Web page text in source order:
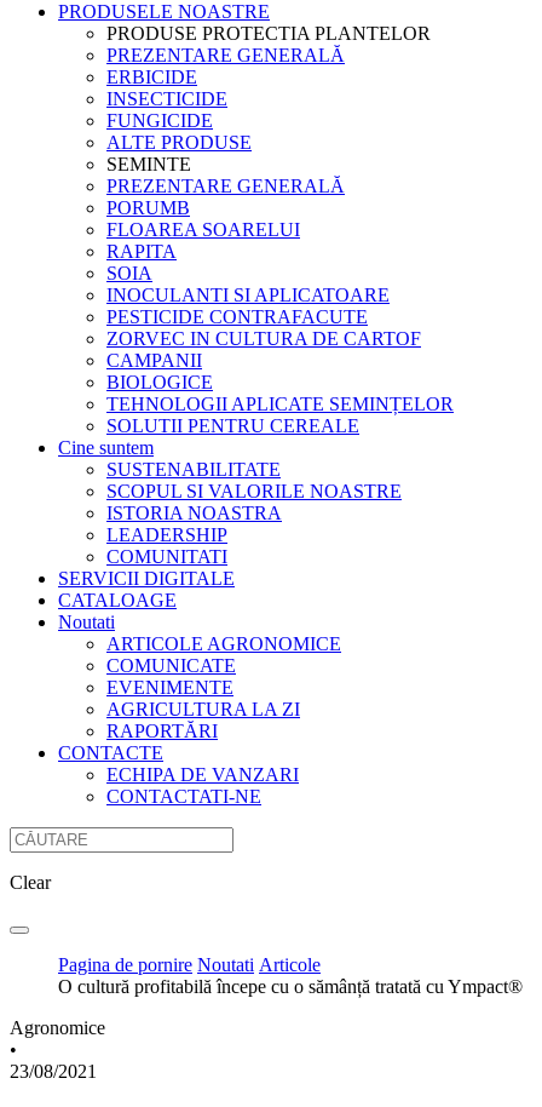
PRODUSELE NOASTRE
PRODUSE PROTECTIA PLANTELOR
PREZENTARE GENERALĂ
ERBICIDE
INSECTICIDE
FUNGICIDE
ALTE PRODUSE
SEMINTE
PREZENTARE GENERALĂ
PORUMB
FLOAREA SOARELUI
RAPITA
SOIA
INOCULANTI SI APLICATOARE
PESTICIDE CONTRAFACUTE
ZORVEC IN CULTURA DE CARTOF
CAMPANII
BIOLOGICE
TEHNOLOGII APLICATE SEMINȚELOR
SOLUTII PENTRU CEREALE
Cine suntem
SUSTENABILITATE
SCOPUL SI VALORILE NOASTRE
ISTORIA NOASTRA
LEADERSHIP
COMUNITATI
SERVICII DIGITALE
CATALOAGE
Noutati
ARTICOLE AGRONOMICE
COMUNICATE
EVENIMENTE
AGRICULTURA LA ZI
RAPORTĂRI
CONTACTE
ECHIPA DE VANZARI
CONTACTATI-NE
Clear
Pagina de pornire Noutati Articole
O cultură profitabilă începe cu o sămânță tratată cu Ympact®
Agronomice
•
23/08/2021